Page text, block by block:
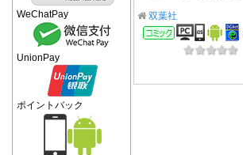
双葉社
コミック
WeChatPay
UnionPay
ポイントバック